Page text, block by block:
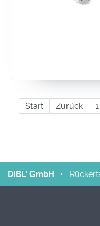
Start Zurück 1
DIBL' GmbH •